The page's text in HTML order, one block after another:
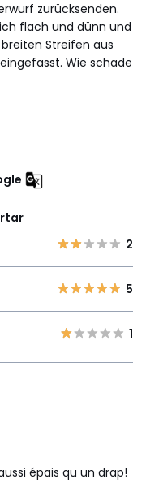
zurücksenden.
flach und dünn und
Streifen aus
Wie schade
2
5
1
épais qu un drap!